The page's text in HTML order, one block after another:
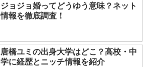
ジョジョ婚ってどうゆう意味？ネット
情報を徹底調査！
唐橋ユミの出身大学はどこ？高校・中
学に経歴とニッチ情報を紹介